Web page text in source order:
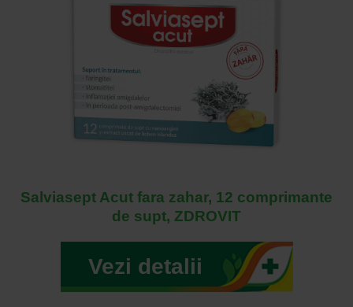
Salviasept Acut fara zahar, 12 comprimante
de supt, ZDROVIT
Vezi detalii